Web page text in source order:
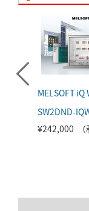
MELSOFT iQ
SW2DND-
¥242,000 （